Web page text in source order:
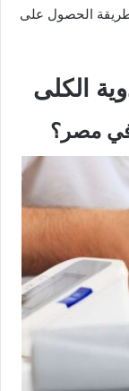
وطريقة الحصول على
الكلى
في مصر؟